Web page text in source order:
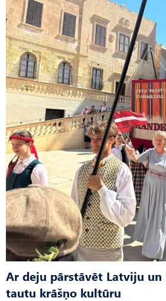
Ar deju pārstāvēt Latviju
tautu krāšņo kultūru